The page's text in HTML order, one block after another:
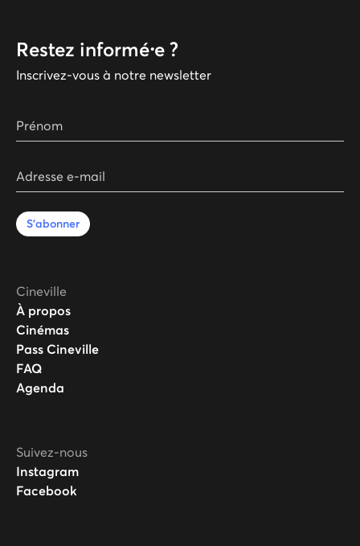
Restez informé⸱e ?
Inscrivez-vous à notre newsletter
Prénom
Adresse e-mail
S'abonner
Cineville
À propos
Cinémas
Pass Cineville
FAQ
Agenda
Suivez-nous
Instagram
Facebook